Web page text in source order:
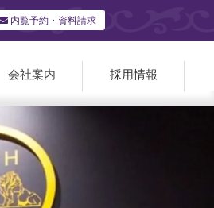
内覧予約・資料請求
会社案内 採用情報